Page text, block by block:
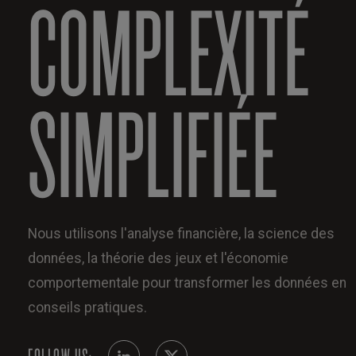
COMPLEXITÉ
SIMPLIFIÉE
Nous utilisons l'analyse financière, la science des
données, la théorie des jeux et l'économie
comportementale pour transformer les données en
conseils pratiques.